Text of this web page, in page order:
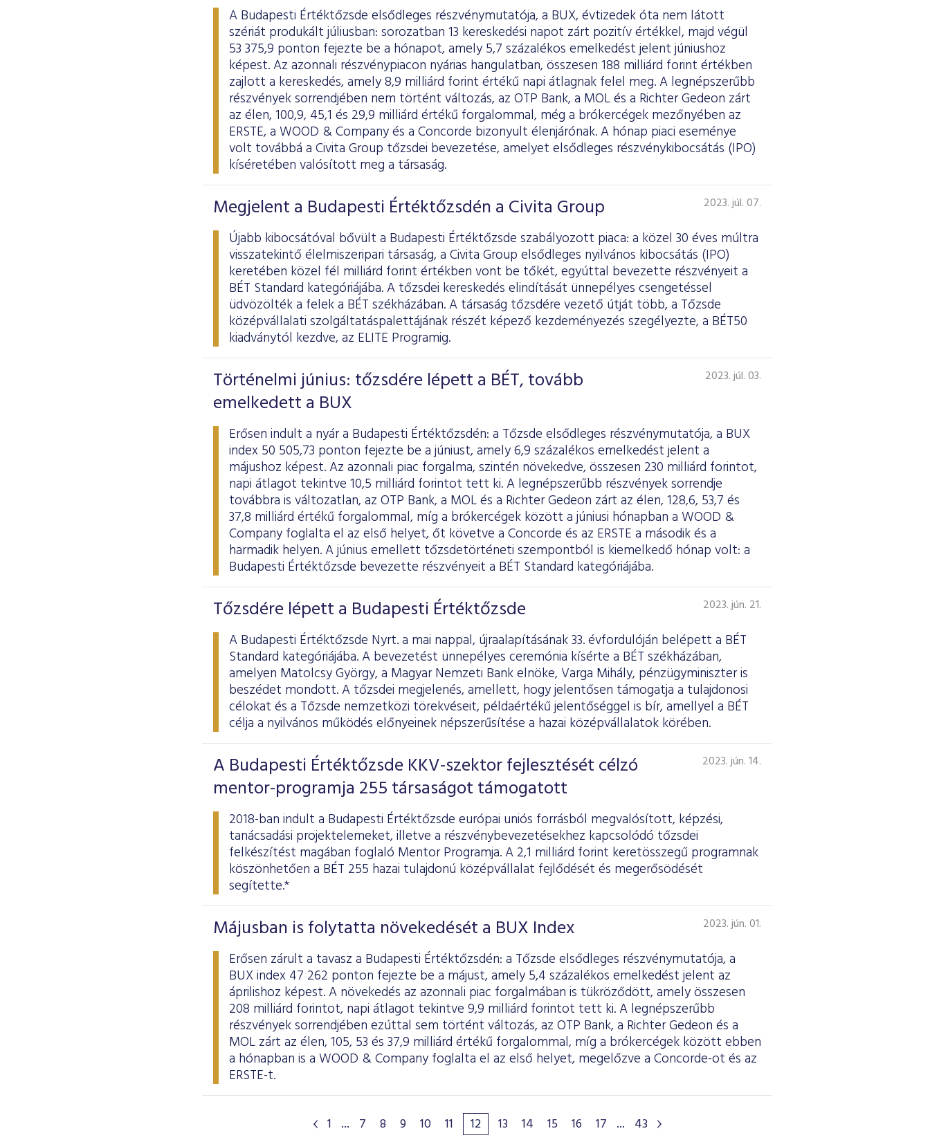
A Budapesti Értéktőzsde elsődleges részvénymutatója, a BUX, évtizedek óta nem látott
szériát produkált júliusban: sorozatban 13 kereskedési napot zárt pozitív értékkel, majd végül
53 375,9 ponton fejezte be a hónapot, amely 5,7 százalékos emelkedést jelent júniushoz
képest. Az azonnali részvénypiacon nyárias hangulatban, összesen 188 milliárd forint értékben
zajlott a kereskedés, amely 8,9 milliárd forint értékű napi átlagnak felel meg. A legnépszerűbb
részvények sorrendjében nem történt változás, az OTP Bank, a MOL és a Richter Gedeon zárt
az élen, 100,9, 45,1 és 29,9 milliárd értékű forgalommal, még a brókercégek mezőnyében az
ERSTE, a WOOD & Company és a Concorde bizonyult élenjárónak. A hónap piaci eseménye
volt továbbá a Civita Group tőzsdei bevezetése, amelyet elsődleges részvénykibocsátás (IPO)
kíséretében valósított meg a társaság.
Megjelent a Budapesti Értéktőzsdén a Civita Group 2023. júl. 07.
Újabb kibocsátóval bővült a Budapesti Értéktőzsde szabályozott piaca: a közel 30 éves múltra
visszatekintő élelmiszeripari társaság, a Civita Group elsődleges nyilvános kibocsátás (IPO)
keretében közel fél milliárd forint értékben vont be tőkét, egyúttal bevezette részvényeit a
BÉT Standard kategóriájába. A tőzsdei kereskedés elindítását ünnepélyes csengetéssel
üdvözölték a felek a BÉT székházában. A társaság tőzsdére vezető útját több, a Tőzsde
középvállalati szolgáltatáspalettájának részét képező kezdeményezés szegélyezte, a BÉT50
kiadványtól kezdve, az ELITE Programig.
Történelmi június: tőzsdére lépett a BÉT, tovább
emelkedett a BUX
2023. júl. 03.
Erősen indult a nyár a Budapesti Értéktőzsdén: a Tőzsde elsődleges részvénymutatója, a BUX
index 50 505,73 ponton fejezte be a júniust, amely 6,9 százalékos emelkedést jelent a
májushoz képest. Az azonnali piac forgalma, szintén növekedve, összesen 230 milliárd forintot,
napi átlagot tekintve 10,5 milliárd forintot tett ki. A legnépszerűbb részvények sorrendje
továbbra is változatlan, az OTP Bank, a MOL és a Richter Gedeon zárt az élen, 128,6, 53,7 és
37,8 milliárd értékű forgalommal, míg a brókercégek között a júniusi hónapban a WOOD &
Company foglalta el az első helyet, őt követve a Concorde és az ERSTE a második és a
harmadik helyen. A június emellett tőzsdetörténeti szempontból is kiemelkedő hónap volt: a
Budapesti Értéktőzsde bevezette részvényeit a BÉT Standard kategóriájába.
Tőzsdére lépett a Budapesti Értéktőzsde 2023. jún. 21.
A Budapesti Értéktőzsde Nyrt. a mai nappal, újraalapításának 33. évfordulóján belépett a BÉT
Standard kategóriájába. A bevezetést ünnepélyes ceremónia kísérte a BÉT székházában,
amelyen Matolcsy György, a Magyar Nemzeti Bank elnöke, Varga Mihály, pénzügyminiszter is
beszédet mondott. A tőzsdei megjelenés, amellett, hogy jelentősen támogatja a tulajdonosi
célokat és a Tőzsde nemzetközi törekvéseit, példaértékű jelentőséggel is bír, amellyel a BÉT
célja a nyilvános működés előnyeinek népszerűsítése a hazai középvállalatok körében.
A Budapesti Értéktőzsde KKV-szektor fejlesztését célzó
mentor-programja 255 társaságot támogatott
2023. jún. 14.
2018-ban indult a Budapesti Értéktőzsde európai uniós forrásból megvalósított, képzési,
tanácsadási projektelemeket, illetve a részvénybevezetésekhez kapcsolódó tőzsdei
felkészítést magában foglaló Mentor Programja. A 2,1 milliárd forint keretösszegű programnak
köszönhetően a BÉT 255 hazai tulajdonú középvállalat fejlődését és megerősödését
segítette.*
Májusban is folytatta növekedését a BUX Index 2023. jún. 01.
Erősen zárult a tavasz a Budapesti Értéktőzsdén: a Tőzsde elsődleges részvénymutatója, a
BUX index 47 262 ponton fejezte be a májust, amely 5,4 százalékos emelkedést jelent az
áprilishoz képest. A növekedés az azonnali piac forgalmában is tükröződött, amely összesen
208 milliárd forintot, napi átlagot tekintve 9,9 milliárd forintot tett ki. A legnépszerűbb
részvények sorrendjében ezúttal sem történt változás, az OTP Bank, a Richter Gedeon és a
MOL zárt az élen, 105, 53 és 37,9 milliárd értékű forgalommal, míg a brókercégek között ebben
a hónapban is a WOOD & Company foglalta el az első helyet, megelőzve a Concorde-ot és az
ERSTE-t.
1 ... 7 8 9 10 11 12 13 14 15 16 17 ... 43